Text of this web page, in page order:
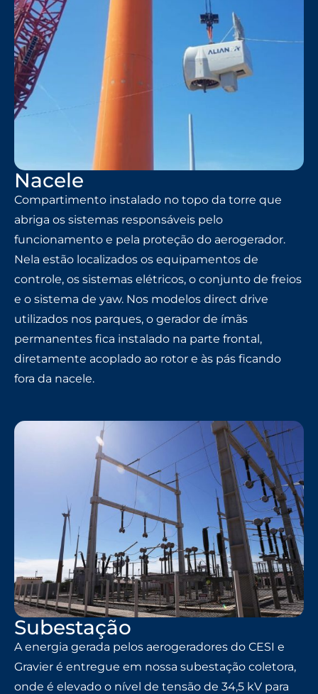
Nacele
Compartimento instalado no topo da torre que
abriga os sistemas responsáveis pelo
funcionamento e pela proteção do aerogerador.
Nela estão localizados os equipamentos de
controle, os sistemas elétricos, o conjunto de freios
e o sistema de yaw. Nos modelos direct drive
utilizados nos parques, o gerador de ímãs
permanentes fica instalado na parte frontal,
diretamente acoplado ao rotor e às pás ficando
fora da nacele.
Subestação
A energia gerada pelos aerogeradores do CESI e
Gravier é entregue em nossa subestação coletora,
onde é elevado o nível de tensão de 34,5 kV para